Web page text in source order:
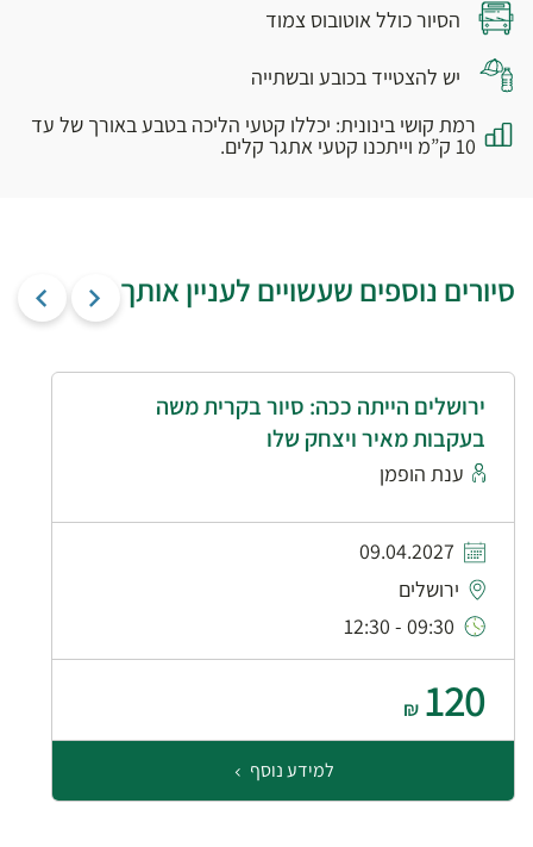
הסיור כולל אוטובוס צמוד
יש להצטייד בכובע ובשתייה
רמת קושי בינונית: יכללו קטעי הליכה בטבע באורך של עד
10 ק”מ וייתכנו קטעי אתגר קלים.
סיורים נוספים שעשויים לעניין אותך
ירושלים הייתה ככה: סיור בקרית משה
בעקבות מאיר ויצחק שלו
ענת הופמן
09.04.2027
ירושלים
09:30 - 12:30
120
₪
למידע נוסף